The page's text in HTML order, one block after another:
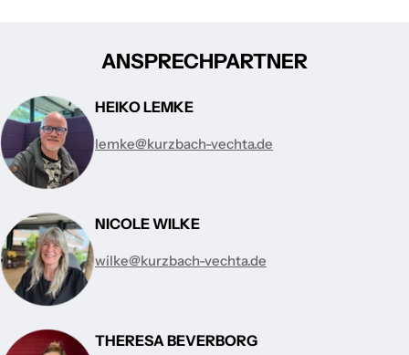
ANSPRECHPARTNER
HEIKO LEMKE
lemke@kurzbach-vechta.de
NICOLE WILKE
wilke@kurzbach-vechta.de
THERESA BEVERBORG